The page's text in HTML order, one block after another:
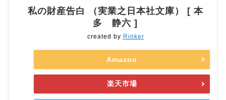
私の財産告白 （実業之日本社文庫） [ 本
多 静六 ]
created by Rinker
Amazon
楽天市場